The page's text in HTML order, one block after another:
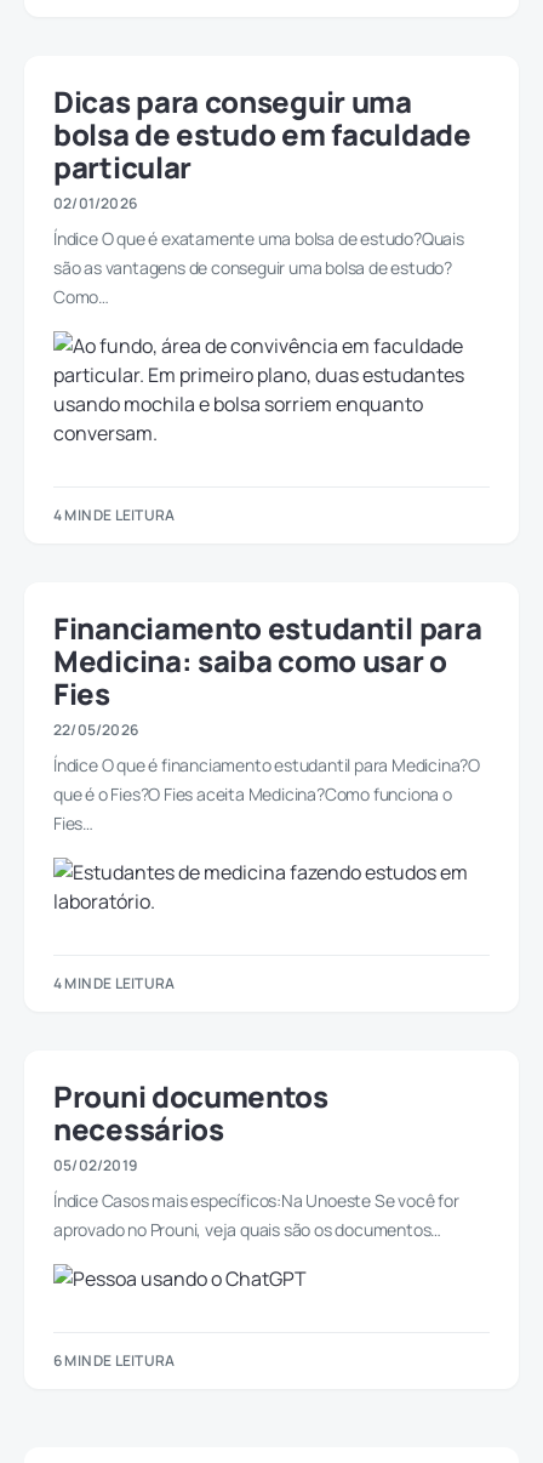
Dicas para conseguir uma
bolsa de estudo em faculdade
particular
02/01/2026
Índice O que é exatamente uma bolsa de estudo?Quais
são as vantagens de conseguir uma bolsa de estudo?
Como…
4 MIN DE LEITURA
Financiamento estudantil para
Medicina: saiba como usar o
Fies
22/05/2026
Índice O que é financiamento estudantil para Medicina?O
que é o Fies?O Fies aceita Medicina?Como funciona o
Fies…
4 MIN DE LEITURA
Prouni documentos
necessários
05/02/2019
Índice Casos mais específicos:Na Unoeste Se você for
aprovado no Prouni, veja quais são os documentos…
6 MIN DE LEITURA